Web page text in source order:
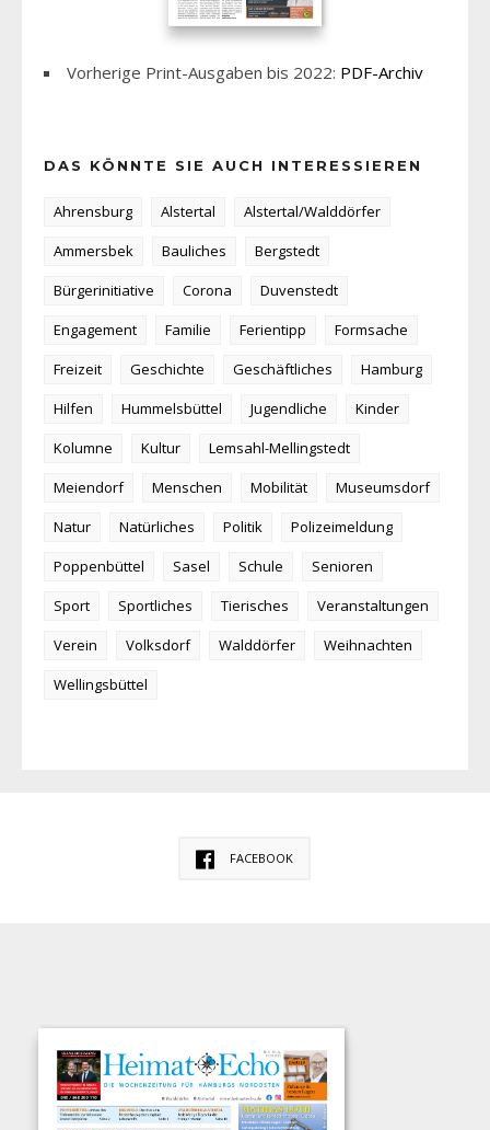
Vorherige Print-Ausgaben bis 2022: PDF-Archiv
DAS KÖNNTE SIE AUCH INTERESSIEREN
Ahrensburg Alstertal
Alstertal/Walddörfer
Ammersbek
Bauliches
Bergstedt
Bürgerinitiative
Corona
Duvenstedt
Engagement
Familie Ferientipp
Formsache
Freizeit
Geschichte Geschäftliches
Hamburg
Hilfen
Hummelsbüttel Jugendliche
Kinder
Kolumne
Kultur
Lemsahl-Mellingstedt
Meiendorf
Menschen Mobilität
Museumsdorf
Natur
Natürliches Politik
Polizeimeldung
Poppenbüttel
Sasel Schule
Senioren
Sport
Sportliches Tierisches
Veranstaltungen
Verein
Volksdorf Walddörfer
Weihnachten
Wellingsbüttel
FACEBOOK